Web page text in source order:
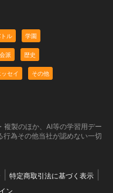
トル 学園
派 歴史
ッセイ その他
複製のほか、AI等の学習用デー
行為その他当社が認めない一切
特定商取引法に基づく表示
ン